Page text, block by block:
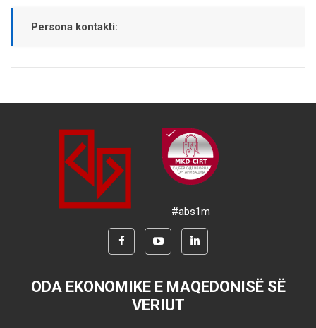
Persona kontakti:
#abs1m
ODA EKONOMIKE E MAQEDONISË SË
VERIUT